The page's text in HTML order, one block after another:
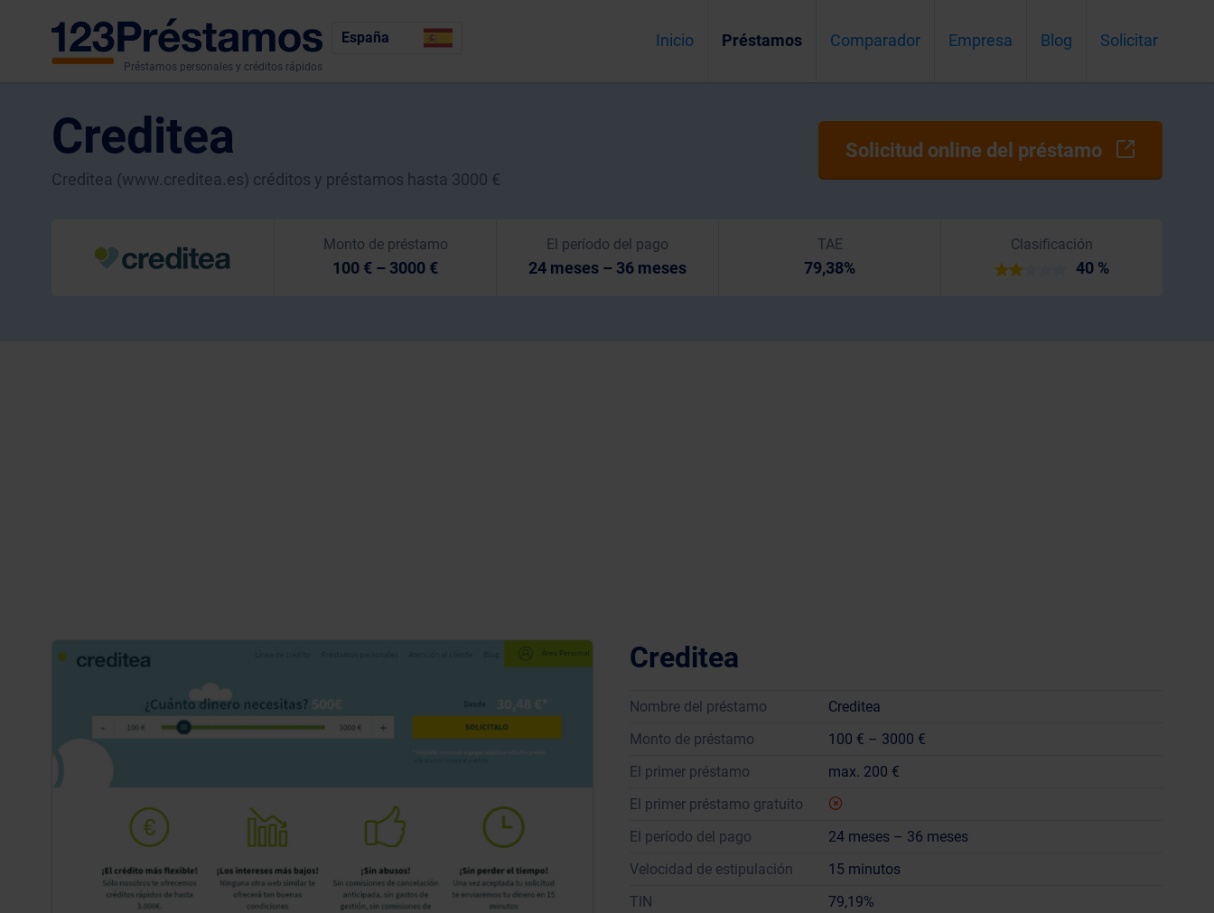
Préstamos personales y créditos rápidos
España Inicio Préstamos Comparador Empresa Blog Solicitar
Creditea
Creditea (www.creditea.es) créditos y préstamos hasta 3000 €
Monto de préstamo
100 € – 3000 €
El período del pago
24 meses – 36 meses
TAE
79,38%
Clasificación
40 %
Solicitud online del préstamo
Creditea
Nombre del préstamo
Creditea
Monto de préstamo
100 € – 3000 €
El primer préstamo
max. 200 €
El primer préstamo gratuito
El período del pago
24 meses – 36 meses
Velocidad de estipulación
15 minutos
TIN
79,19%